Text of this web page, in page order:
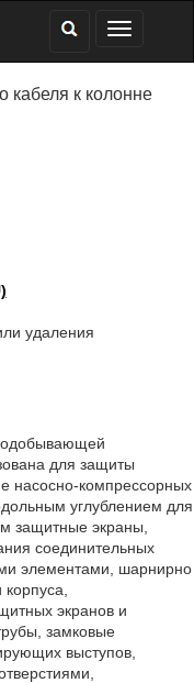
кабеля к колонне
удаления
для защиты
насосно-компрессорных
углублением для
защитные экраны,
соединительных
элементами, шарнирно
экранов и
замковые
выступов,